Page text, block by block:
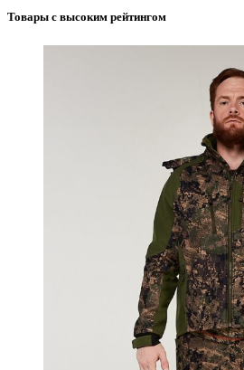
Товары с высоким рейтингом